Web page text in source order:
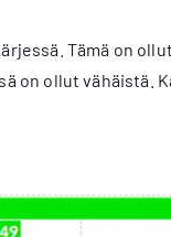
Tämä on
on ollut vähäistä.